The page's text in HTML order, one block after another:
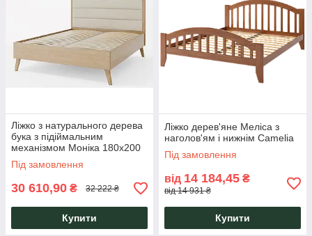
Ліжко з натурального дерева
бука з підіймальним
механізмом Моніка 180x200
лате Camelia
Під замовлення
30 610,90 ₴ 32 222 ₴
Купити
Ліжко дерев'яне Меліса з
наголов'ям і нижнім Camelia
Під замовлення
від 14 184,45 ₴
від 14 931 ₴
Купити